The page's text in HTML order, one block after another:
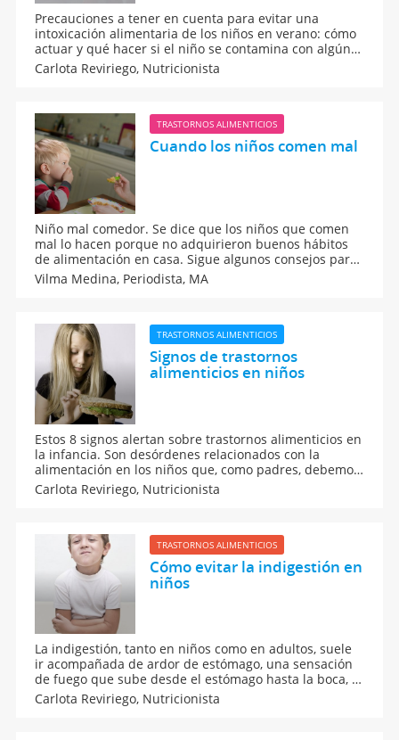
Precauciones a tener en cuenta para evitar una
intoxicación alimentaria de los niños en verano: cómo
actuar y qué hacer si el niño se contamina con algún
alimento en mal estado.
Carlota Reviriego, Nutricionista
TRASTORNOS ALIMENTICIOS
Cuando los niños comen mal
Niño mal comedor. Se dice que los niños que comen
mal lo hacen porque no adquirieron buenos hábitos
de alimentación en casa. Sigue algunos consejos para
ayudar a solucionar este problema.
Vilma Medina, Periodista, MA
TRASTORNOS ALIMENTICIOS
Signos de trastornos
alimenticios en niños
Estos 8 signos alertan sobre trastornos alimenticios en
la infancia. Son desórdenes relacionados con la
alimentación en los niños que, como padres, debemos
saber identificar para ponerle solución lo antes
posible y evitar que se convierta en un mal mayor
Carlota Reviriego, Nutricionista
TRASTORNOS ALIMENTICIOS
Cómo evitar la indigestión en
niños
La indigestión, tanto en niños como en adultos, suele
ir acompañada de ardor de estómago, una sensación
de fuego que sube desde el estómago hasta la boca, y
que, al pasar por el pecho, causa un dolor difícil de
relacionar con un dolor de estómago. ¿Cómo evitarla?
Carlota Reviriego, Nutricionista